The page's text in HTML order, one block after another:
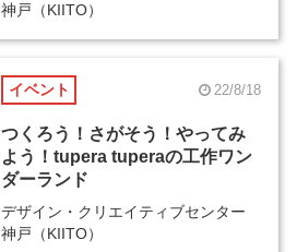
神戸（KIITO）
イベント 22/8/18
つくろう！さがそう！やってみ
よう！tupera tuperaの工作ワン
ダーランド
デザイン・クリエイティブセンター
神戸（KIITO）